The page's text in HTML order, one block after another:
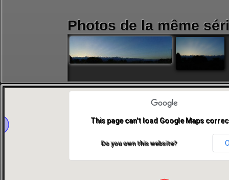
Photos de la même
This page can't load Google Maps
Do you own this website?